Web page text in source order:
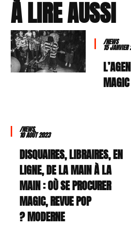
À LIRE AUSSI
/NEWS
15
MAGIC
/NEWS
10 AOÛT 2023
DISQUAIRES, LIBRAIRES, EN
LIGNE, DE LA MAIN À LA
MAIN : OÙ SE PROCURER
MAGIC, REVUE POP
MODERNE ?